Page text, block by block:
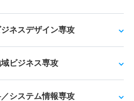
ネスデザイン専攻
ビジネス専攻
システム情報専攻